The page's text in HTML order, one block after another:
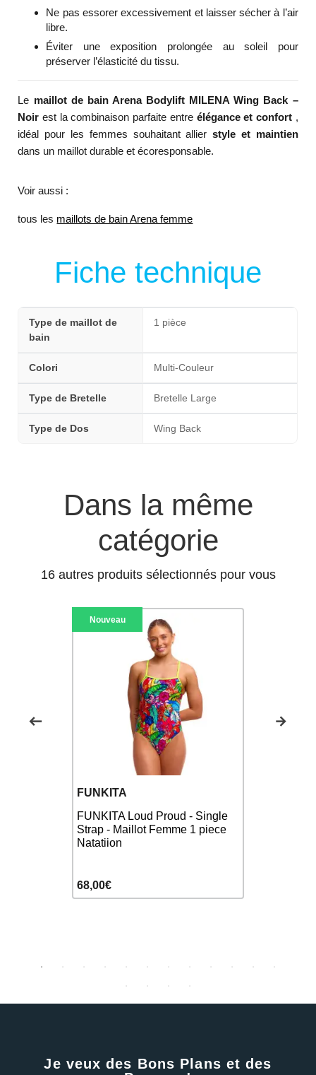
Ne pas essorer excessivement et laisser sécher à l’air
libre.
Éviter une exposition prolongée au soleil pour
préserver l’élasticité du tissu.
Le maillot de bain Arena Bodylift MILENA Wing Back –
Noir est la combinaison parfaite entre élégance et confort ,
idéal pour les femmes souhaitant allierstyle et maintien
dans un maillot durable et écoresponsable.
Voir aussi :
tous les maillots de bain Arena femme
Fiche technique
Type de maillot de
bain
1 pièce
Colori Multi-Couleur
Type de Bretelle Bretelle Large
Type de Dos Wing Back
Dans la même
catégorie
16 autres produits sélectionnés pour vous
Nouveau
FUNKITA
FUNKITA Loud Proud - Single
Strap - Maillot Femme 1 piece
Natatiion
68,00€
Je veux des Bons Plans et des